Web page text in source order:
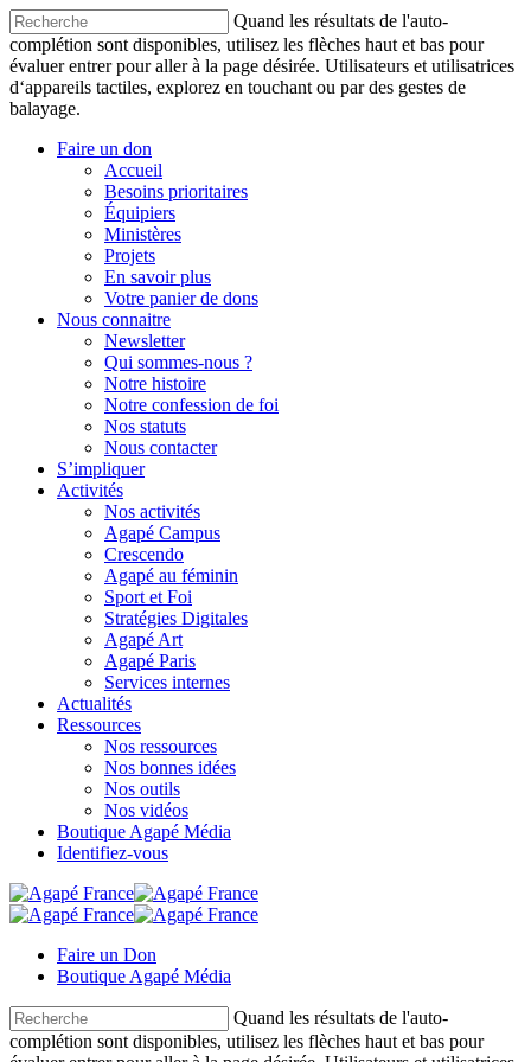
Quand les résultats de l'auto-
complétion sont disponibles, utilisez les flèches haut et bas pour
évaluer entrer pour aller à la page désirée. Utilisateurs et utilisatrices
d‘appareils tactiles, explorez en touchant ou par des gestes de
balayage.
Faire un don
Accueil
Besoins prioritaires
Équipiers
Ministères
Projets
En savoir plus
Votre panier de dons
Nous connaitre
Newsletter
Qui sommes-nous ?
Notre histoire
Notre confession de foi
Nos statuts
Nous contacter
S’impliquer
Activités
Nos activités
Agapé Campus
Crescendo
Agapé au féminin
Sport et Foi
Stratégies Digitales
Agapé Art
Agapé Paris
Services internes
Actualités
Ressources
Nos ressources
Nos bonnes idées
Nos outils
Nos vidéos
Boutique Agapé Média
Identifiez-vous
Faire un Don
Boutique Agapé Média
Quand les résultats de l'auto-
complétion sont disponibles, utilisez les flèches haut et bas pour